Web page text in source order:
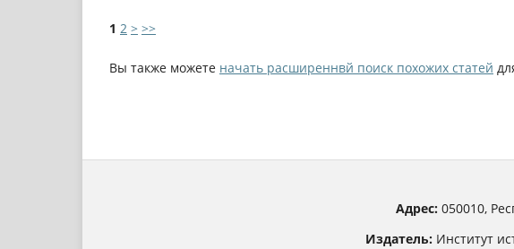
1 2 > >>
Вы также можете начать расширеннвй поиск похожих статей
Адрес:050010,
Издатель: Институт